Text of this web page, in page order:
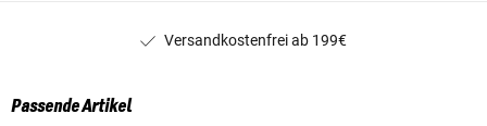
Versandkostenfrei ab 199€
Passende Artikel